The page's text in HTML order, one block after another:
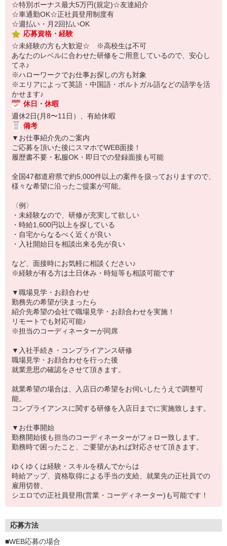
☆特別ボーナス最大5万円(規定)☆友達紹介
☆車通勤OK☆正社員登用制度有
☆週払い・月2回払いOK
応募資格・経験
☆未経験の方も大歓迎☆ ※高校生は不可
あなたのレベルに合わせた研修をご用意しているので、安心し
てネ♪
※ハローワークでお仕事お探しの方も対象
※エリアによって英語・中国語・ポルトガル語などの語学を活
かせます♪
休日・休暇
週休2日(月8〜11日）、有給休暇
備考
▼お仕事紹介先のご案内
ご応募を頂いた後にスマホでWEB面接！
履歴書不要・私服OK・即日での登録面接も可能
全国47都道府県で約5,000件以上の案件を扱っておりますので、
様々な希望に沿ったご提案が可能。
〈例〉
・未経験なので、研修が充実して欲しい
・時給1,600円以上を探している
・自宅からなるべく近くが良い
・入社開始日を相談出来る先が良い
など、面接時にお気軽に相談ください♪
※経験が有る方は土日休み・時短等も相談可能です
▼職場見学・お顔合わせ
勤務先の希望が決まったら
紹介先希望の会社で職場見学・お顔合わせを実施！
リモートでも対応可能♪
※担当のコーディネーターが同席
▼入社手続き・コンプライアンス研修
職場見学・お顔合わせを行った後
就業意思の確認をさせて頂きます。
就業希望の場合は、入店日の希望をお伺いしたうえで調整可
能。
コンプライアンスに関する研修を入店日までに実施致します。
▼お仕事開始
勤務開始後も担当のコーディネーターがフォロー致します。
勤務時で困ったこと、ご要望があれば対応させて頂きます。
ゆくゆくは経験・スキルを積んでからは
時給アップ、資格取得による手当の支給、就業先の正社員での
雇用切替、
シエロでの正社員登用(営業・コーディネーター)も可能です！
応募方法
■WEB応募の場合